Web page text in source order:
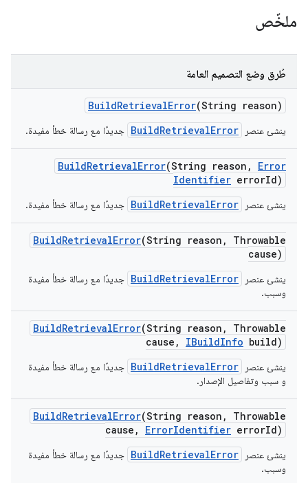
ملخّص
طُرق وضع التصميم العامة
BuildRetrievalError(String reason)
ينشئ عنصر BuildRetrievalError جديدًا مع رسالة خطأ مفيدة.
BuildRetrievalError(String reason ,
Error
Identifier errorId)
ينشئ عنصر BuildRetrievalError جديدًا مع رسالة خطأ مفيدة.
BuildRetrievalError(String reason ,
Throwable
cause)
ينشئ عنصر BuildRetrievalError جديدًا مع رسالة خطأ مفيدة
وسبب.
BuildRetrievalError(String reason ,
Throwable
cause , IBuildInfo build)
ينشئ عنصر BuildRetrievalError جديدًا مع رسالة خطأ مفيدة
و سبب وتفاصيل الإصدار.
BuildRetrievalError(String reason ,
Throwable
cause , ErrorIdentifier errorId)
ينشئ عنصر BuildRetrievalError جديدًا مع رسالة خطأ مفيدة
وسبب.